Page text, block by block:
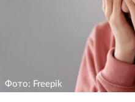
Фото: Freepik